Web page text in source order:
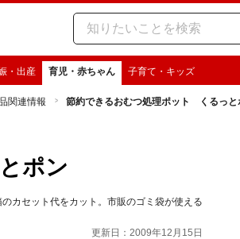
・出産 育児・赤ちゃん 子育て・キッズ
関連情報 節約できるおむつ処理ポット くるっと
ポン
カセット代をカット。市販のゴミ袋が使える
更新日：2009年12月15日